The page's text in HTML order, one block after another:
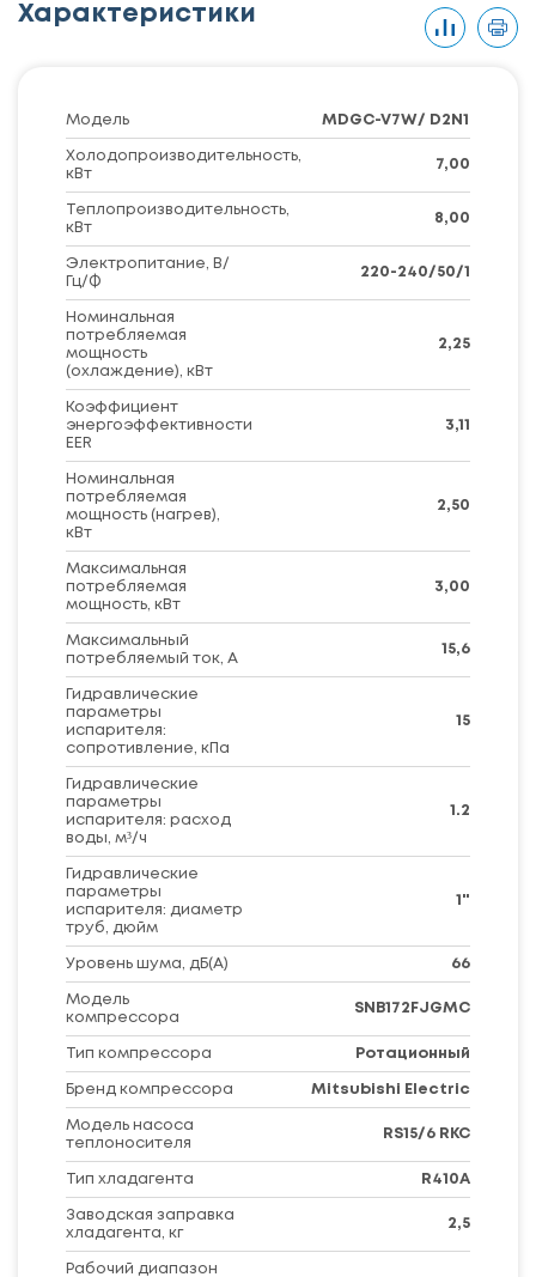
Характеристики
Модель MDGC-V7W/ D2N1
Холодопроизводительность,
кВт
7,00
Теплопроизводительность,
кВт
8,00
Электропитание, В/
Гц/Ф
220-240/50/1
Номинальная
потребляемая
мощность
(охлаждение), кВт
2,25
Коэффициент
энергоэффективности
EER
3,11
Номинальная
потребляемая
мощность (нагрев),
кВт
2,50
Максимальная
потребляемая
мощность, кВт
3,00
Максимальный
потребляемый ток, А
15,6
Гидравлические
параметры
испарителя:
сопротивление, кПа
15
Гидравлические
параметры
испарителя: расход
воды, м³/ч
1.2
Гидравлические
параметры
испарителя: диаметр
труб, дюйм
1"
Уровень шума, дБ(A) 66
Модель
компрессора
SNB172FJGMC
Тип компрессора Ротационный
Бренд компрессора Mitsubishi Electric
Модель насоса
теплоносителя
RS15/6 RKC
Тип хладагента R410A
Заводская заправка
хладагента, кг
2,5
Рабочий диапазон